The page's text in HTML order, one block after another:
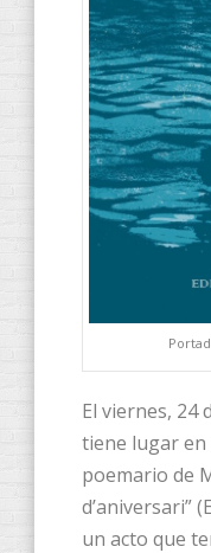
El viernes, 24
tiene lugar en
poemario de
d’aniversari”
un acto que